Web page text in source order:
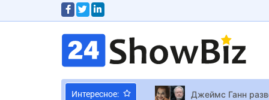
Интересное:
Джеймс Ганн